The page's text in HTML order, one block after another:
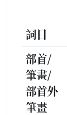
詞目
部首/
筆畫/
部首外
筆畫